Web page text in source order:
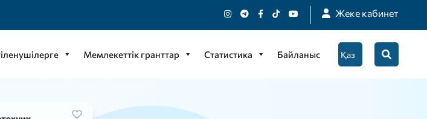
Жеке кабинет
Мемлекеттік гранттар Статистика Байланыс